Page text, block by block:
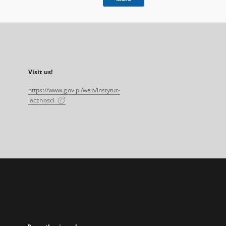
Visit us!
https://www.gov.pl/web/instytut-
lacznosci